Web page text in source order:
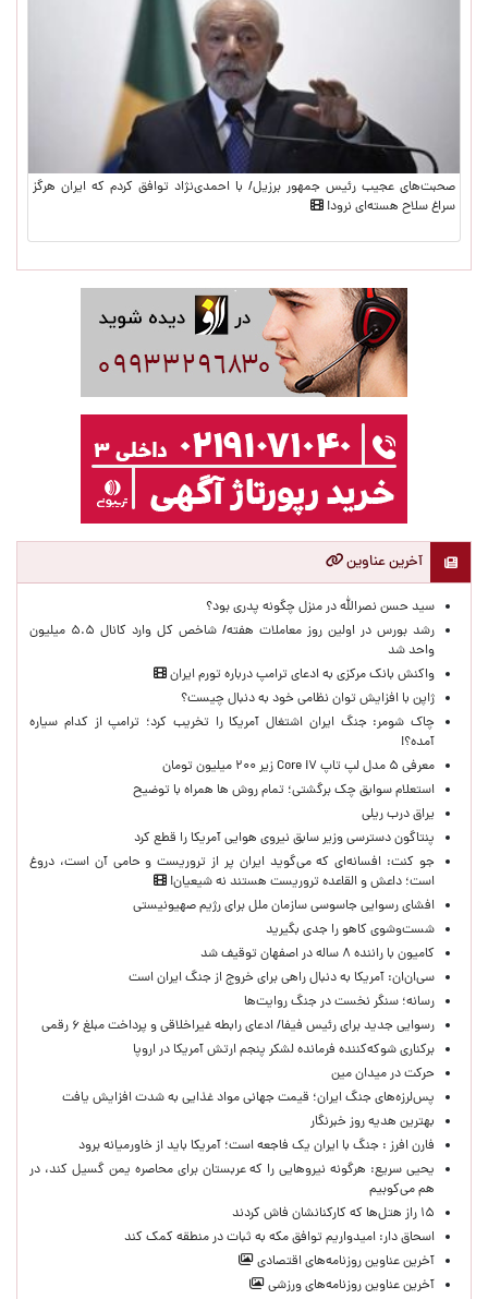
صحبت‌های عجیب رئیس جمهور برزیل/ با احمدی‌نژاد توافق کردم که ایران هرگز
سراغ سلاح هسته‌ای نرود!
آخرین عناوین
سید حسن نصرالله در منزل چگونه پدری بود؟
رشد بورس در اولین روز معاملات هفته/ شاخص کل وارد کانال ۵.۵ میلیون
واحد شد
واکنش بانک مرکزی به ادعای ترامپ درباره تورم ایران
ژاپن با افزایش توان نظامی خود به دنبال چیست؟
چاک شومر: جنگ ایران اشتغال آمریکا را تخریب کرد؛ ترامپ از کدام سیاره
آمده؟!
معرفی ۵ مدل لپ تاپ Core i۷ زیر ۲۰۰ میلیون تومان
استعلام سوابق چک برگشتی؛ تمام روش ها همراه با توضیح
یراق درب ریلی
پنتاگون دسترسی وزیر سابق نیروی هوایی آمریکا را قطع کرد
جو کنت: افسانه‌ای که می‌گوید ایران پر از تروریست و حامی آن است، دروغ
است؛ داعش و القاعده تروریست هستند نه شیعیان!
افشای رسوایی جاسوسی سازمان ملل برای رژیم صهیونیستی
شست‌وشوی کاهو را جدی بگیرید
کامیون با راننده ۸ ساله در اصفهان توقیف شد
سی‌ان‌ان: آمریکا به دنبال راهی برای خروج از جنگ ایران است
رسانه؛ سنگر نخست در جنگ روایت‌ها
رسوایی جدید برای رئیس فیفا/ ادعای رابطه غیراخلاقی و پرداخت مبلغ ۶ رقمی
برکناری شوکه‌کننده فرمانده لشکر پنجم ارتش آمریکا در اروپا
حركت در ميدان مين
پس‌لرزه‌های جنگ ایران؛ قیمت جهانی مواد غذایی به شدت افزایش یافت
بهترین هدیه روز خبرنگار
فارن افرز : جنگ با ایران یک فاجعه است؛ آمریکا باید از خاورمیانه برود
یحیی سریع: هرگونه نیروهایی را که عربستان برای محاصره یمن گسیل کند، در
هم می‌کوبیم
۱۵ راز هتل‌ها که کارکنانشان فاش کردند
اسحاق دار: امیدواریم توافق مکه به ثبات در منطقه کمک کند
آخرین عناوین روزنامه‌های اقتصادی
آخرین عناوین روزنامه‌های ورزشی